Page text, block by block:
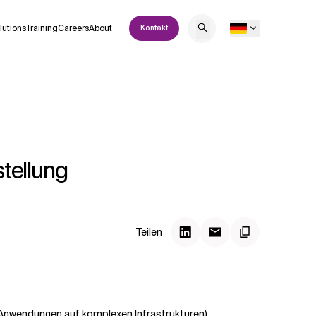
TrainingCareersAbout Kontakt
Teilen